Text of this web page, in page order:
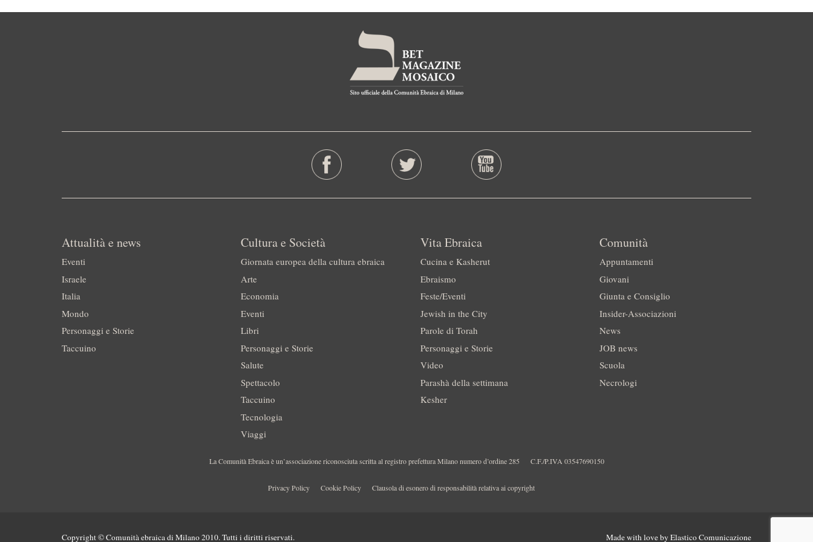
Attualità e news
Eventi
Israele
Italia
Mondo
Personaggi e Storie
Taccuino
Cultura e Società
Giornata europea della cultura ebraica
Arte
Economia
Eventi
Libri
Personaggi e Storie
Salute
Spettacolo
Taccuino
Tecnologia
Viaggi
Vita Ebraica
Cucina e Kasherut
Ebraismo
Feste/Eventi
Jewish in the City
Parole di Torah
Personaggi e Storie
Video
Parashà della settimana
Kesher
Comunità
Appuntamenti
Giovani
Giunta e Consiglio
Insider-Associazioni
News
JOB news
Scuola
Necrologi
La Comunità Ebraica è un’associazione riconosciuta scritta al registro prefettura Milano numero d’ordine 285 C.F./P.IVA 03547690150
Privacy Policy Cookie Policy Clausola di esonero di responsabilità relativa ai copyright
Copyright © Comunità ebraica di Milano 2010. Tutti i diritti riservati. Made with love by Elastico Comunicazione